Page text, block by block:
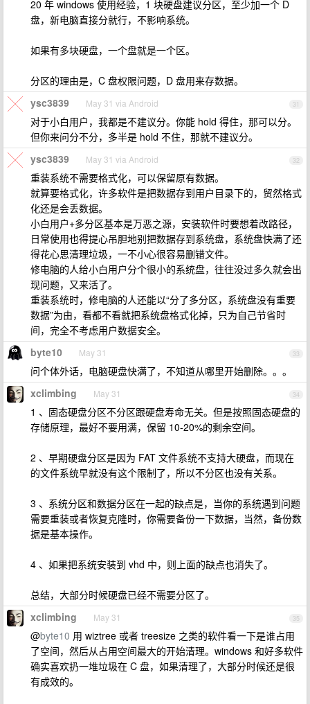
20 年 windows 使用经验，1 块硬盘建议分区，至少加一个 D
盘，新电脑直接分就行，不影响系统。
如果有多块硬盘，一个盘就是一个区。
分区的理由是，C 盘权限问题，D 盘用来存数据。
31
ysc3839 May 31 via Android
对于小白用户，我都是不建议分。你能 hold 得住，那可以分。
但你来问分不分，多半是 hold 不住，那就不建议分。
32
ysc3839 May 31 via Android
重装系统不需要格式化，可以保留原有数据。
就算要格式化，许多软件是把数据存到用户目录下的，贸然格式
化还是会丢数据。
小白用户+多分区基本是万恶之源，安装软件时要想着改路径，
日常使用也得提心吊胆地别把数据存到系统盘，系统盘快满了还
得花心思清理垃圾，一不小心很容易删错文件。
修电脑的人给小白用户分个很小的系统盘，往往没过多久就会出
现问题，又来活了。
重装系统时，修电脑的人还能以“分了多分区，系统盘没有重要
数据”为由，看都不看就把系统盘格式化掉，只为自己节省时
间，完全不考虑用户数据安全。
33
byte10 May 31
问个体外话，电脑硬盘快满了，不知道从哪里开始删除。。。
34
xclimbing May 31
1 、固态硬盘分区不分区跟硬盘寿命无关。但是按照固态硬盘的
存储原理，最好不要用满，保留 10-20%的剩余空间。
2 、早期硬盘分区是因为 FAT 文件系统不支持大硬盘，而现在
的文件系统早就没有这个限制了，所以不分区也没有关系。
3 、系统分区和数据分区在一起的缺点是，当你的系统遇到问题
需要重装或者恢复克隆时，你需要备份一下数据，当然，备份数
据是基本操作。
4 、如果把系统安装到 vhd 中，则上面的缺点也消失了。
总结，大部分时候硬盘已经不需要分区了。
35
xclimbing May 31
@byte10 用 wiztree 或者 treesize 之类的软件看一下是谁占用
了空间，然后从占用空间最大的开始清理。windows 和好多软件
确实喜欢扔一堆垃圾在 C 盘，如果清理了，大部分时候还是很
有成效的。